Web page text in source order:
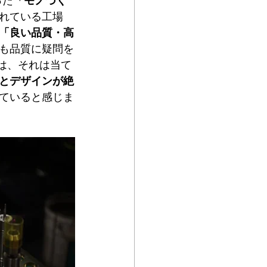
ている工場
良い品質・高
品質に疑問を
、それは当て
デザインが絶
いると感じま